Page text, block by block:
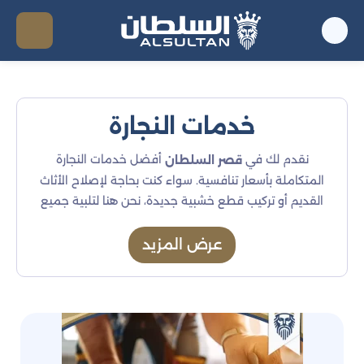
خدمات النجارة
نقدم لك فيقصر السلطان أفضل خدمات النجارة
المتكاملة بأسعار تنافسية. سواء كنت بحاجة لإصلاح الأثاث
القديم أو تركيب قطع خشبية جديدة، نحن هنا لتلبية جميع
للاستفادة من عروضنا الخاصة وخدماتنا المتميزة.
العروض الخاصة
إصلاح الأثاث الخشبي: نقوم بإصلاح جميع أنواع الأثاث
عرض المزيد